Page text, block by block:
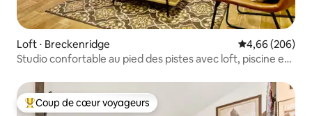
Loft ⋅ Breckenridge Évaluation
4,66 (206)
Studio confortable au pied des pistes avec loft, piscine et
Coups de cœur voyageurs les plus appréciés
Coup de cœur voyageurs